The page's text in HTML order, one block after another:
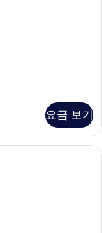
요금 보기